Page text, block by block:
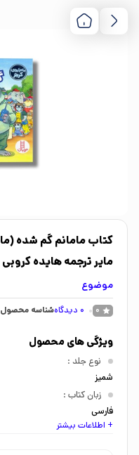
کتاب مامانم گم شده
مایر ترجمه هایده کروبی
موضوع
0
0 دیدگاهشناسه
ویژگی های محصول
نوع جلد :
شمیز
زبان کتاب :
فارسی
اندازه کتاب:
+ اطلاعات بیشتر